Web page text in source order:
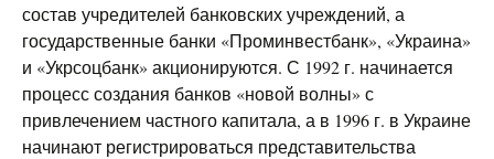
состав учредителей банковских учреждений, а
государственные банки «Проминвестбанк», «Украина»
и «Укрсоцбанк» акционируются. С 1992 г. начинается
процесс создания банков «новой волны» с
привлечением частного капитала, а в 1996 г. в Украине
начинают регистрироваться представительства